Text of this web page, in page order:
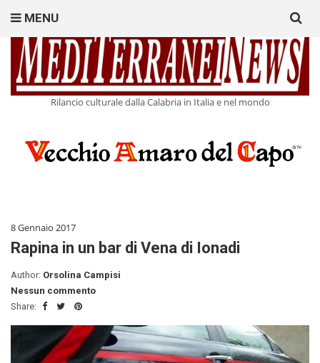
Rilancio culturale dalla Calabria in Italia e nel mondo
MENU
for:
8 Gennaio 2017
Rapina in un bar di Vena di Ionadi
Author: Orsolina Campisi
Nessun commento
Share: